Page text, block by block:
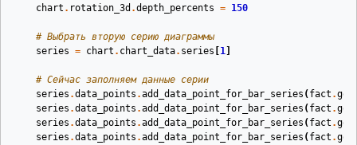
chart . rotation_3d .depth_percents = 150
# Выбрать вторую серию диаграммы
series = chart . chart_data. series 1
# Сейчас заполняем данные серии
series .data_points .add_data_point_for_bar_series ( fact .
series .data_points .add_data_point_for_bar_series ( fact .
series .data_points .add_data_point_for_bar_series ( fact .
series .data_points .add_data_point_for_bar_series ( fact .